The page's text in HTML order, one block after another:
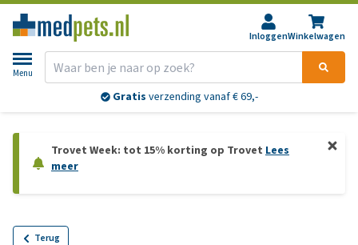
InloggenWinkelwagen
Menu
Gratis verzending vanaf € 69,-
Trovet Week: tot 15% korting op Trovet Lees
meer
Terug